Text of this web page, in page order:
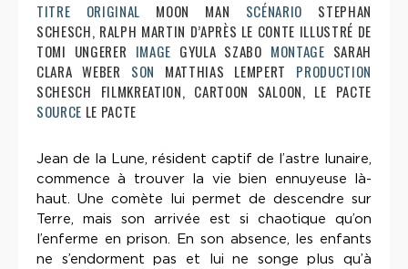
TITRE ORIGINAL MOON MAN SCÉNARIO STEPHAN
SCHESCH, RALPH MARTIN D’APRÈS LE CONTE ILLUSTRÉ DE
TOMI UNGERER IMAGE GYULA SZABO MONTAGE SARAH
CLARA WEBER SON MATTHIAS LEMPERT PRODUCTION
SCHESCH FILMKREATION, CARTOON SALOON, LE PACTE
SOURCE LE PACTE
Jean de la Lune, résident captif de l’astre lunaire,
commence à trouver la vie bien ennuyeuse là-
haut. Une comète lui permet de descendre sur
Terre, mais son arrivée est si chaotique qu’on
l’enferme en prison. En son absence, les enfants
ne s’endorment pas et lui ne songe plus qu’à